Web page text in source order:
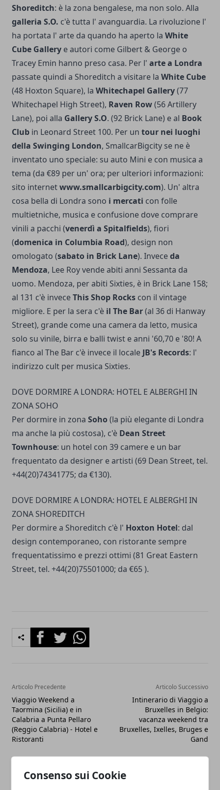
Consenso sui Cookie
Shoreditch: è la zona bengalese, ma non solo. Alla
gal­leria S.O. c'è tutta l' avanguardia. La rivoluzione l'
ha portata l' ar­te da quando ha aperto la White
Cube Gallery e autori come Gilbert & George o
Tracey Emin hanno preso casa. Per l' arte a Londra
passate quindi a Shoreditch a visitare la White Cube
(48 Hoxton Square), la Whitechapel Gallery(77
Whitechapel High Street), Raven Row(56 Artillery
Lane), poi alla Gallery S.O. (92 Brick Lane) e al Book
Club in Leonard Street 100. Per un tour nei luoghi
della Swinging London, SmallcarBigcity se ne è
inventato uno speciale: su auto Mini e con musica a
tema (da €89 per un' ora; per ulteriori informazioni:
sito internetwww.smallcarbigcity.com). Un' altra
co­sa bella di Londra sono i mercati con folle
multietniche, musica e confusione dove comprare
vinili a pacchi (venerdì a Spitalfields), fio­ri
(domenica in Columbia Road), design non
omologato (saba­to in Brick Lane). Inveceda
Mendoza, Lee Roy ven­de abiti anni Sessanta da
uomo. Mendoza, per abiti Sixties, è in Brick Lane 158;
al 131 c'è inveceThis Shop Rocks con il vintage
migliore. E per la sera c'è il The Bar(al 36 di Hanway
Street), grande come una camera da letto, musica
solo su vinile, birra e balli twist e anni '60,70 e '80! A
fianco al The Bar c'è invece il locale JB's Records: l'
indirizzo cult per musica Sixties.
DOVE DORMIRE A LONDRA: HOTEL E ALBERGHI IN
ZONA SOHO
Per dormire in zona Soho (la più elegante di Londra
ma anche la più costosa), c'è Dean Street
Townhouse: un hotel con 39 camere e un bar
frequentato da designer e artisti (69 Dean Street, tel.
+44(20)74341775; da €130).
DOVE DORMIRE A LONDRA: HOTEL E ALBERGHI IN
ZONA SHOREDITCH
Per dormire a Shoreditch c'è l' Hoxton Hotel: dal
design contemporaneo, con ristorante sempre
frequentatissimo e prezzi ottimi (81 Great Eastern
Street, tel. +44(20)75501000; da €65 ).
FacebookTwitterWhatsapp
Articolo Precedente
Viaggio Weekend a
Taormina (Sicilia) e in
Calabria a Punta Pellaro
(Reggio Calabria) - Hotel e
Ristoranti
Articolo Successivo
Intinerario di Viaggio a
Bruxelles in Belgio:
vacanza weekend tra
Bruxelles, Ixelles, Bruges e
Gand